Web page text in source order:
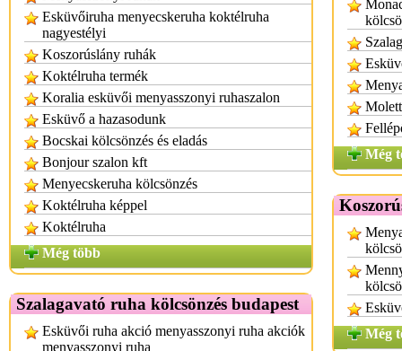
Esküvőiruha menyecskeruha koktélruha
nagyestélyi
Koszorúslány ruhák
Koktélruha termék
Koralia esküvői menyasszonyi ruhaszalon
Esküvő a hazasodunk
Bocskai kölcsönzés és eladás
Bonjour szalon kft
Menyecskeruha kölcsönzés
Koktélruha képpel
Koktélruha
Még több
Szalagavató ruha kölcsönzés budapest
Esküvői ruha akció menyasszonyi ruha akciók
menyasszonyi ruha
Még
Még